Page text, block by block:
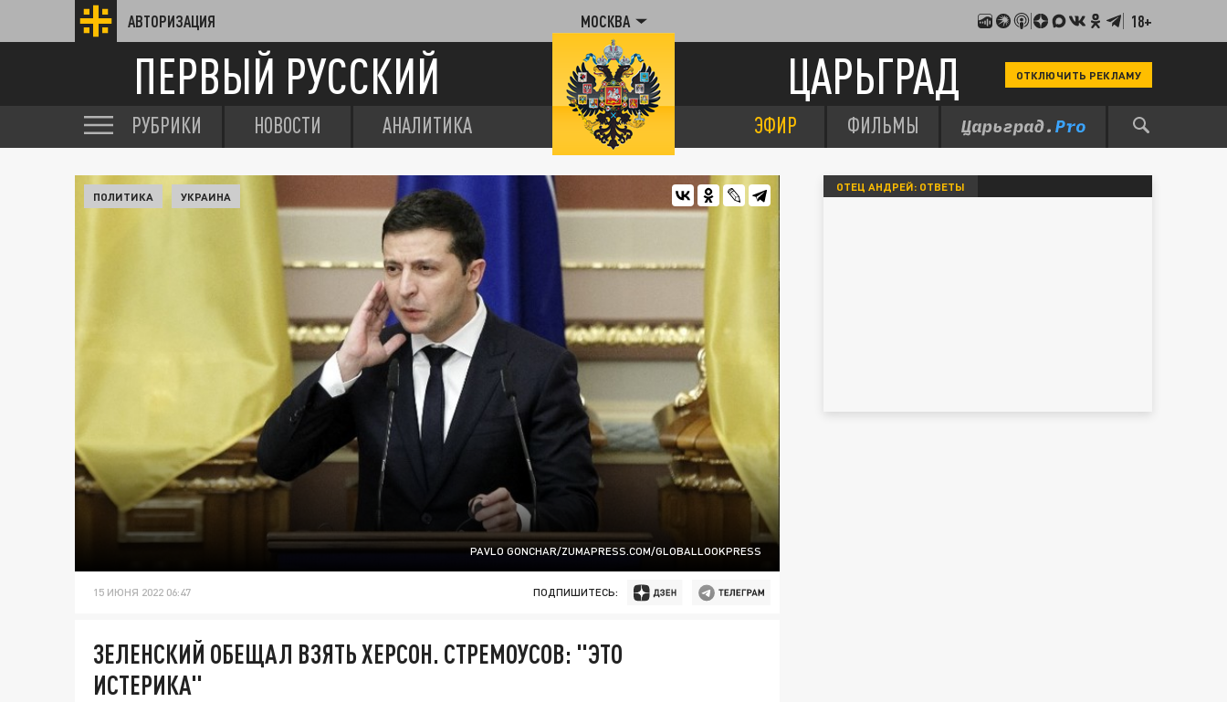
АВТОРИЗАЦИЯ МОСКВА 18+
ПЕРВЫЙ РУССКИЙ ЦАРЬГРАД ОТКЛЮЧИТЬ РЕКЛАМУ
РУБРИКИ НОВОСТИ АНАЛИТИКА ЭФИР ФИЛЬМЫ
PAVLO GONCHAR/ZUMAPRESS.COM/GLOBALLOOKPRESS
ПОЛИТИКА УКРАИНА
15 ИЮНЯ 2022 06:47 ПОДПИШИТЕСЬ:
ЗЕЛЕНСКИЙ ОБЕЩАЛ ВЗЯТЬ ХЕРСОН. СТРЕМОУСОВ: "ЭТО
ИСТЕРИКА"
ОТЕЦ АНДРЕЙ: ОТВЕТЫ